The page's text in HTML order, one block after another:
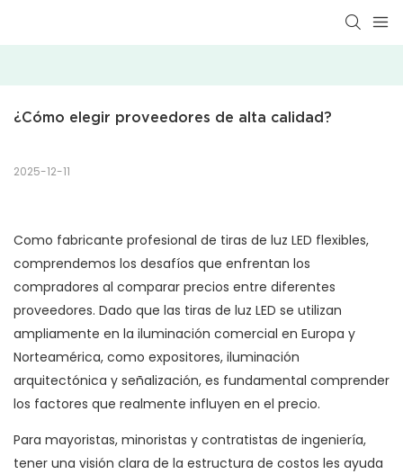
¿Cómo elegir proveedores de alta calidad?
2025-12-11
Como fabricante profesional de tiras de luz LED flexibles,
comprendemos los desafíos que enfrentan los
compradores al comparar precios entre diferentes
proveedores. Dado que las tiras de luz LED se utilizan
ampliamente en la iluminación comercial en Europa y
Norteamérica, como expositores, iluminación
arquitectónica y señalización, es fundamental comprender
los factores que realmente influyen en el precio.
Para mayoristas, minoristas y contratistas de ingeniería,
tener una visión clara de la estructura de costos les ayuda